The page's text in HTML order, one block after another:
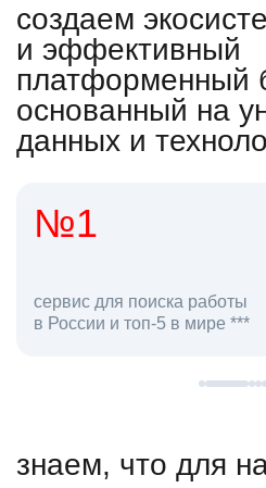
создаем
и эффективный
платформенный
основанный на
данных и
4,5
средняя оценка hh.ru как
знаем, что для